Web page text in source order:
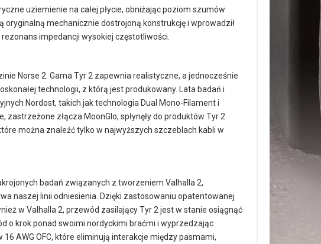
uziemienie na całej płycie, obniżając poziom szumów
oryginalną mechanicznie dostrojoną konstrukcję i wprowadził
impedancji wysokiej częstotliwości.
Norse 2. Gama Tyr 2 zapewnia realistyczne, a jednocześnie
technologii, z którą jest produkowany. Lata badań i
Nordost, takich jak technologia Dual Mono-Filament i
złącza MoonGlo, spłynęły do produktów Tyr 2.
można znaleźć tylko w najwyższych szczeblach kabli w
badań związanych z tworzeniem Valhalla 2,
naszej linii odniesienia. Dzięki zastosowaniu opatentowanej
w Valhalla 2, przewód zasilający Tyr 2 jest w stanie osiągnąć
o krok ponad swoimi nordyckimi braćmi i wyprzedzając
AWG OFC, które eliminują interakcje między pasmami,